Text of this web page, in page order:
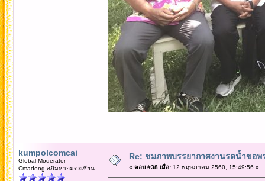
kumpolcomcai
Global Moderator
Cmadong อภิมหาอมตะเซียน
Re: ชมภาพบรรยากาศงานรดน้ำขอ
« ตอบ #38 เมื่อ:12 พฤษภาคม 2560, 15:49:56 »